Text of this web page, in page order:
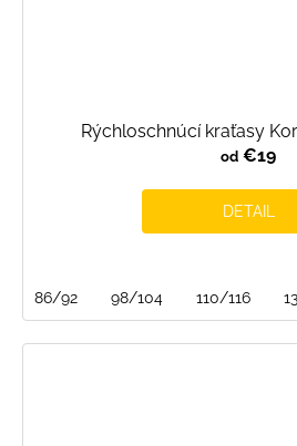
Rýchloschnúcí kraťasy
od €19
DETAIL
86/92 98/104 110/116